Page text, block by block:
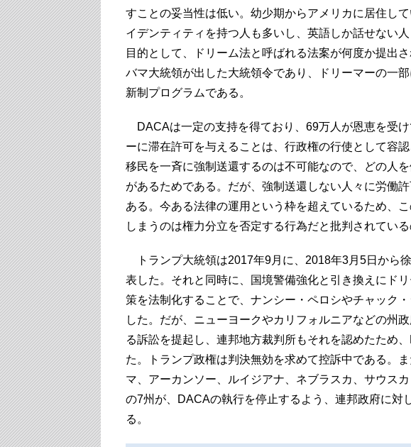
すことの妥当性は低い。幼少期からアメリカに居住し
イデンティティを持つ人も多いし、英語しか話せない
目的として、ドリーム法と呼ばれる法案が何度か提出
バマ大統領が出した大統領令であり、ドリーマーの一
新制プログラムである。
DACAは一定の支持を得ており、69万人が恩恵を受
ーに滞在許可を与えることは、行政権の行使として容
移民を一斉に強制送還するのは不可能なので、どの人
があるためである。だが、強制送還しない人々に労働
ある。今ある法律の運用という枠を超えているため、
しまうのは権力分立を否定する行為だと批判されている
トランプ大統領は2017年9月に、2018年3月5日から
表した。それと同時に、国境警備強化と引き換えにド
策を法制化することで、ナンシー・ペロシやチャック
した。だが、ニューヨークやカリフォルニアなどの州
る訴訟を提起し、連邦地方裁判所もそれを認めたため
た。トランプ政権は判決無効を求めて控訴中である。
マ、アーカンソー、ルイジアナ、ネブラスカ、サウス
の7州が、DACAの執行を停止するよう、連邦政府に対
る。